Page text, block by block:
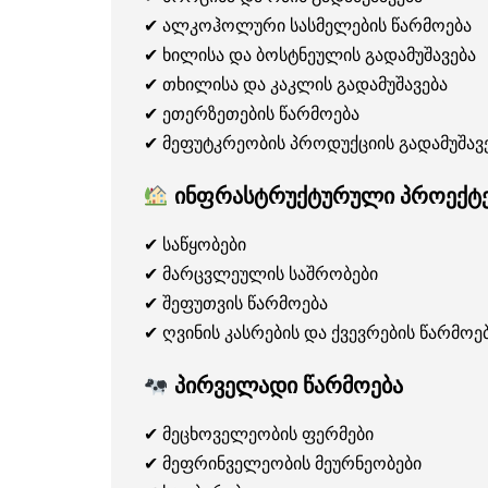
✔ ალკოჰოლური სასმელების წარმოება
✔ ხილისა და ბოსტნეულის გადამუშავება
✔ თხილისა და კაკლის გადამუშავება
✔ ეთერზეთების წარმოება
✔ მეფუტკრეობის პროდუქციის
ინფრასტრუქტურული
✔ საწყობები
✔ მარცვლეულის საშრობები
✔ შეფუთვის წარმოება
✔ ღვინის კასრების და ქვევრების
პირველადი წარმოება
✔ მეცხოველეობის ფერმები
✔ მეფრინველეობის მეურნეობები